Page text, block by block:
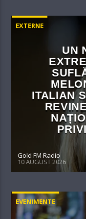
EXTERNE
UN
ITALIAN
Gold FM Radio
10 AUGUST 2026
EVENIMENTE